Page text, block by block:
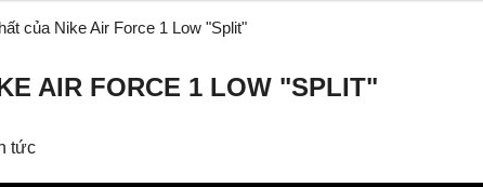
của Nike Air Force 1 Low "Split"
AIR FORCE 1 LOW "SPLIT"
tức